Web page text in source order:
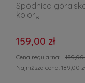
Spódnica
kolory
159,00 zł
Cena regularna:
189,00
Najniższa cena: 189,00